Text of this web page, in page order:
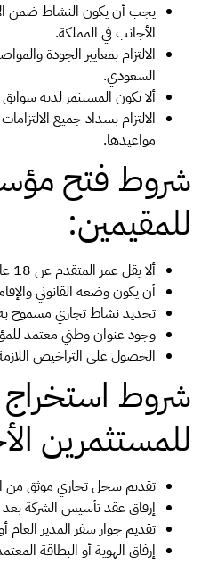
يجب أن يكون النشاط ضمن
الأجانب في المملكة.
الالتزام بمعايير الجودة
السعودي.
ألا يكون المستثمر لديه سوابق
الالتزام بسداد جميع
مواعيدها.
شروط فتح
للمقيمين:
ألا يقل عمر المتقدم عن 18 عامًا.
أن يكون وضعه القانوني
تحديد نشاط تجاري مسموح به
وجود عنوان وطني معتمد
الحصول على التراخيص
شروط
للمستثمرين
تقديم سجل تجاري موثق من
إرفاق عقد تأسيس الشركة بعد
تقديم جواز سفر المدير
إرفاق الهوية أو البطاقة